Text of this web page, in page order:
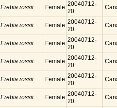
Erebia rossii Female 20040712-
20
Erebia rossii Female 20040712-
20
Erebia rossii Female 20040712-
20
Erebia rossii Female 20040712-
20
Erebia rossii Female 20040712-
20
Erebia rossii Female 20040712-
20